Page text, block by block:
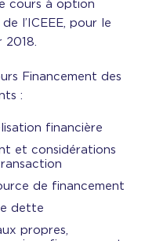
cours à option
l’ICEEE, pour le
2018.
Financement des
:
financière
et considérations
de financement
dette
propres,